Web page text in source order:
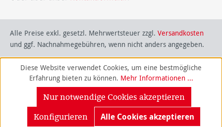
Alle Preise exkl. gesetzl. Mehrwertsteuer zzgl. Versandkosten
und ggf. Nachnahmegebühren, wenn nicht anders angegeben.
Diese Website verwendet Cookies, um eine bestmögliche
Erfahrung bieten zu können. Mehr Informationen ...
Nur notwendige Cookies akzeptieren
Konfigurieren
Alle Cookies akzeptieren